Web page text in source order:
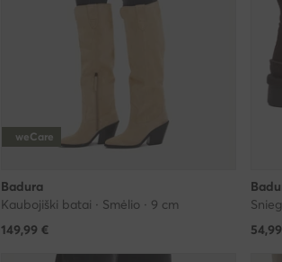
weCare
Badura
Kaubojiški batai · Smėlio · 9 cm
149,99 €
54,99